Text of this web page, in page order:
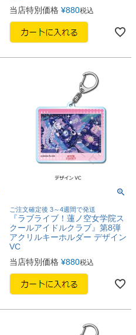
当店特別価格 ¥880税込
ご注文確定後 3～4週間で発送
『ラブライブ！蓮ノ空女学院ス
クールアイドルクラブ』第8弾
アクリルキーホルダー デザイン
VC
当店特別価格 ¥880税込